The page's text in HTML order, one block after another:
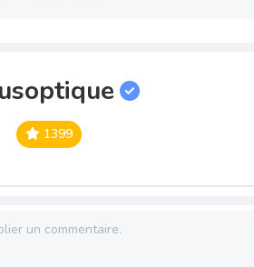
1399
un commentaire.